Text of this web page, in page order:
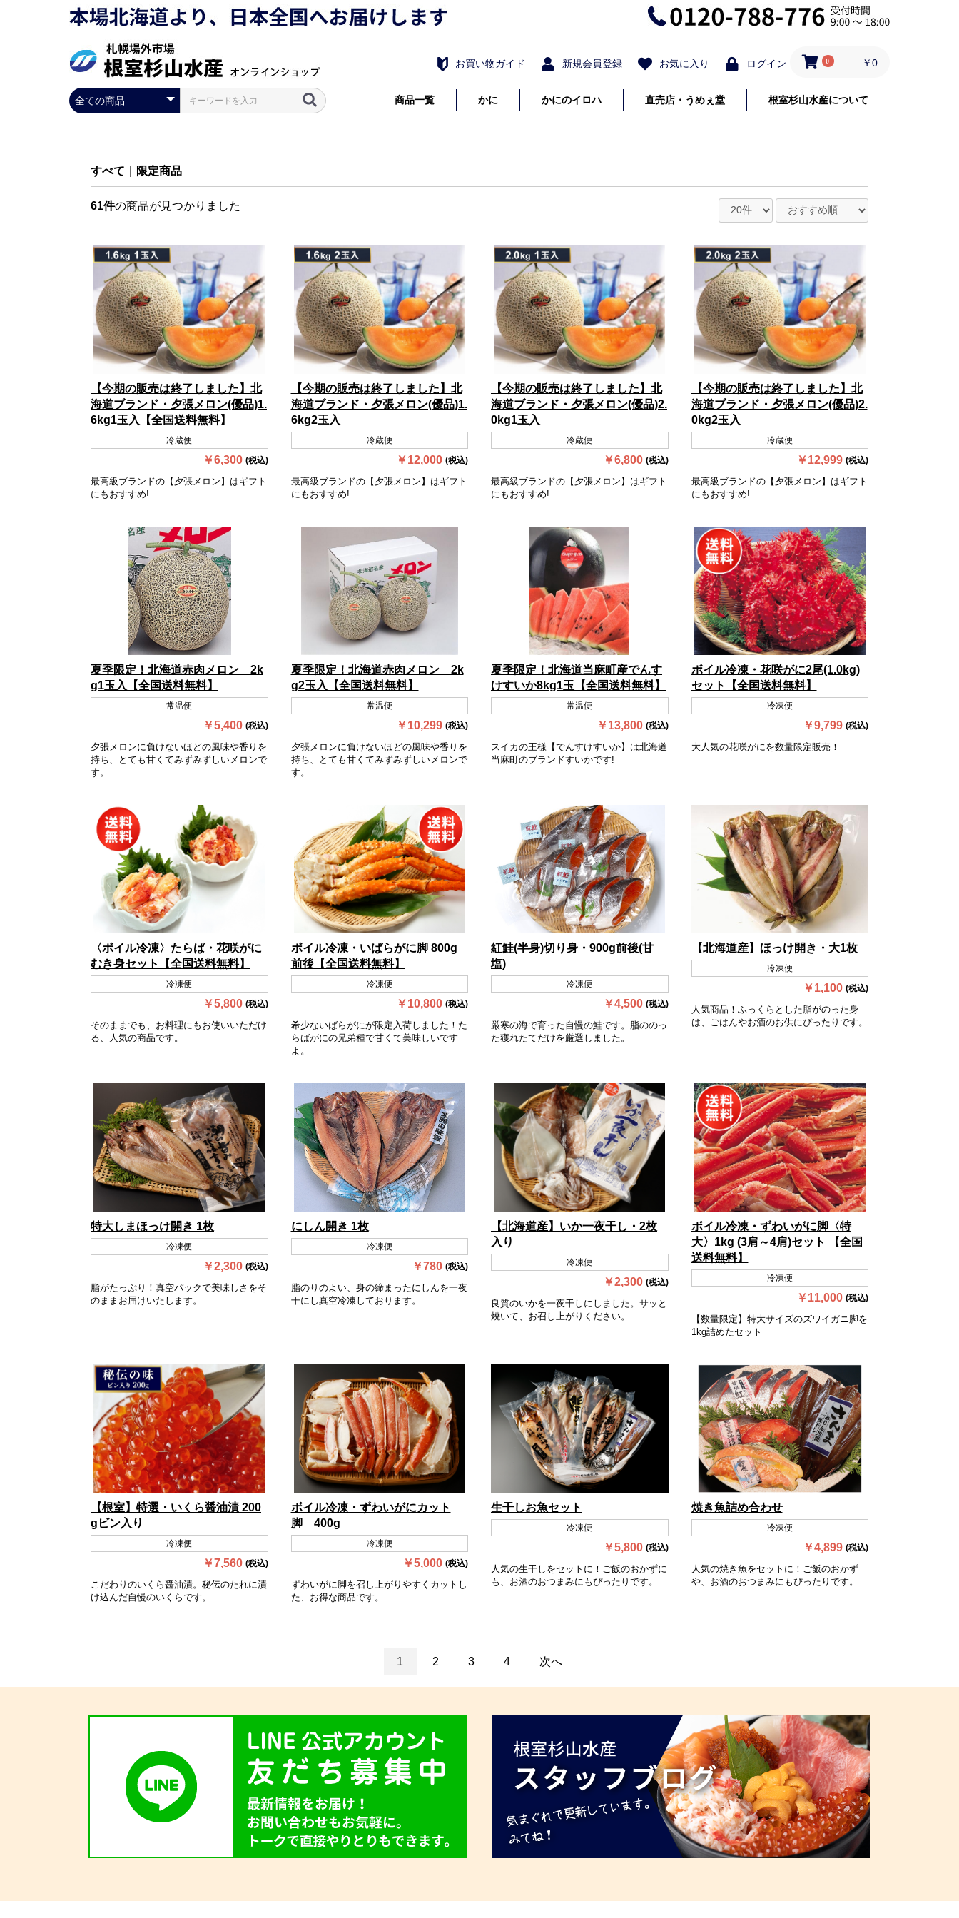
商品一覧 かに かにのイロハ 直売店・うめぇ堂 根室杉山水産について
お買い物ガイド 新規会員登録 お気に入り ログイン 0 ￥0
すべて 限定商品
61件の商品が見つかりました
【今期の販売は終了しました】北
海道ブランド・夕張メロン(優品)1.
6kg1玉入【全国送料無料】
冷蔵便
￥6,300 (税込)
最高級ブランドの【夕張メロン】はギフト
にもおすすめ!
【今期の販売は終了しました】北
海道ブランド・夕張メロン(優品)1.
6kg2玉入
冷蔵便
￥12,000 (税込)
最高級ブランドの【夕張メロン】はギフト
にもおすすめ!
【今期の販売は終了しました】北
海道ブランド・夕張メロン(優品)2.
0kg1玉入
冷蔵便
￥6,800 (税込)
最高級ブランドの【夕張メロン】はギフト
にもおすすめ!
【今期の販売は終了しました】北
海道ブランド・夕張メロン(優品)2.
0kg2玉入
冷蔵便
￥12,999 (税込)
最高級ブランドの【夕張メロン】はギフト
にもおすすめ!
夏季限定！北海道赤肉メロン 2k
g1玉入【全国送料無料】
常温便
￥5,400 (税込)
夕張メロンに負けないほどの風味や香りを
持ち、とても甘くてみずみずしいメロンで
す。
夏季限定！北海道赤肉メロン 2k
g2玉入【全国送料無料】
常温便
￥10,299 (税込)
夕張メロンに負けないほどの風味や香りを
持ち、とても甘くてみずみずしいメロンで
す。
夏季限定！北海道当麻町産でんす
けすいか8kg1玉【全国送料無料】
常温便
￥13,800 (税込)
スイカの王様【でんすけすいか】は北海道
当麻町のブランドすいかです!
ボイル冷凍・花咲がに2尾(1.0kg)
セット【全国送料無料】
冷凍便
￥9,799 (税込)
大人気の花咲がにを数量限定販売！
〈ボイル冷凍〉たらば・花咲がに
むき身セット【全国送料無料】
冷凍便
￥5,800 (税込)
そのままでも、お料理にもお使いいただけ
る、人気の商品です。
ボイル冷凍・いばらがに脚 800g
前後【全国送料無料】
冷凍便
￥10,800 (税込)
希少ないばらがにが限定入荷しました！た
らばがにの兄弟種で甘くて美味しいです
よ。
紅鮭(半身)切り身・900g前後(甘
塩)
冷凍便
￥4,500 (税込)
厳寒の海で育った自慢の鮭です。脂ののっ
た獲れたてだけを厳選しました。
【北海道産】ほっけ開き・大1枚
冷凍便
￥1,100 (税込)
人気商品！ふっくらとした脂がのった身
は、ごはんやお酒のお供にぴったりです。
特大しまほっけ開き 1枚
冷凍便
￥2,300 (税込)
脂がたっぷり！真空パックで美味しさをそ
のままお届けいたします。
にしん開き 1枚
冷凍便
￥780 (税込)
脂のりのよい、身の締まったにしんを一夜
干にし真空冷凍しております。
【北海道産】いか一夜干し・2枚
入り
冷凍便
￥2,300 (税込)
良質のいかを一夜干しにしました。サッと
焼いて、お召し上がりください。
ボイル冷凍・ずわいがに脚〈特
大〉1kg (3肩～4肩)セット 【全国
送料無料】
冷凍便
￥11,000 (税込)
【数量限定】特大サイズのズワイガニ脚を
1kg詰めたセット
【根室】特選・いくら醤油漬 200
gビン入り
冷凍便
￥7,560 (税込)
こだわりのいくら醤油漬。秘伝のたれに漬
け込んだ自慢のいくらです。
ボイル冷凍・ずわいがにカット
脚 400g
冷凍便
￥5,000 (税込)
ずわいがに脚を召し上がりやすくカットし
た、お得な商品です。
生干しお魚セット
冷凍便
￥5,800 (税込)
人気の生干しをセットに！ご飯のおかずに
も、お酒のおつまみにもぴったりです。
焼き魚詰め合わせ
冷凍便
￥4,899 (税込)
人気の焼き魚をセットに！ご飯のおかず
や、お酒のおつまみにもぴったりです。
1 2 3 4 次へ